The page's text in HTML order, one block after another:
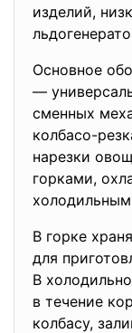
изделий,
Основное
—
сменных
колбасо-
нарезки
горками,
В горке
для
В
в течение
колбасу,